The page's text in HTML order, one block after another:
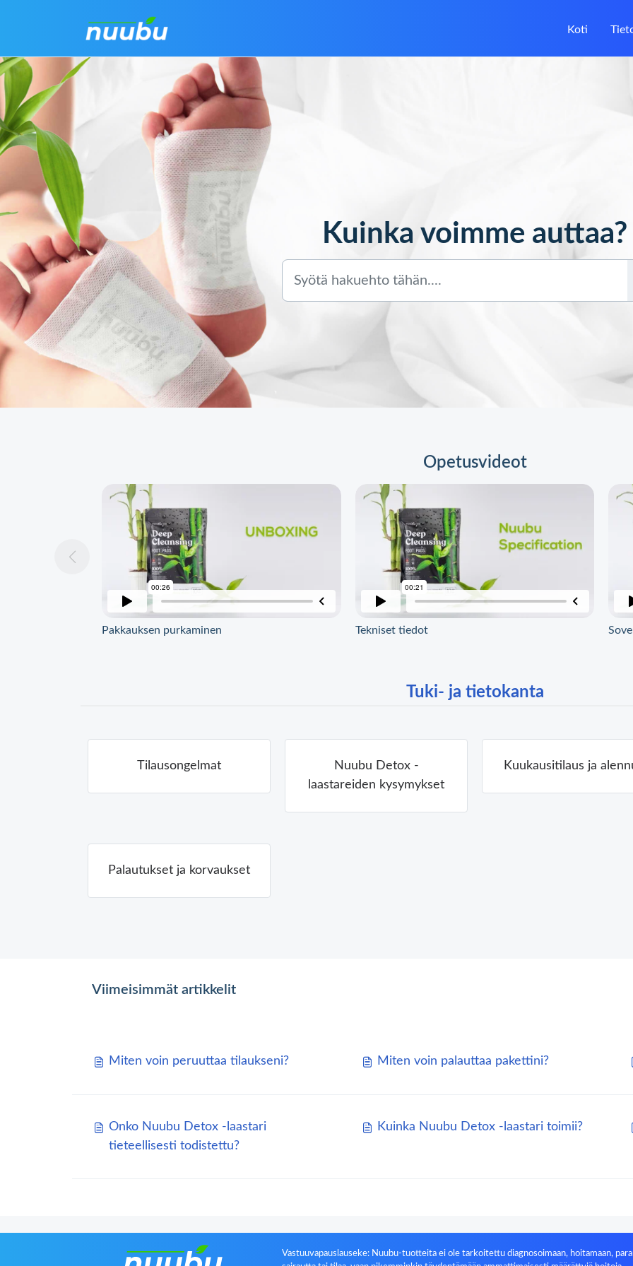
Koti
Kuinka voimme auttaa?
Opetusvideot
Pakkauksen purkaminen Tekniset tiedot
Tuki- ja tietokanta
Tilausongelmat
Nuubu Detox -
laastareiden kysymykset
Kuukausitilaus ja
Palautukset ja korvaukset
Viimeisimmät artikkelit
Miten voin peruuttaa tilaukseni? Miten voin palauttaa pakettini?
Onko Nuubu Detox -laastari
tieteellisesti todistettu?
Kuinka Nuubu Detox -laastari toimii?
Vastuuvapauslauseke: Nuubu-tuotteita ei ole tarkoitettu diagnosoimaan, hoitamaan,